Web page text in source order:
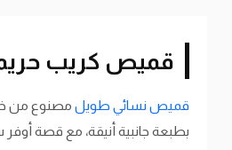
قميص كريب
قميص نسائي طويل مصنوع من
بطبعة جانبية أنيقة، مع قصة